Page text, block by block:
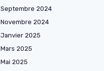
Septembre 2024
Novembre 2024
Janvier 2025
Mars 2025
Mai 2025